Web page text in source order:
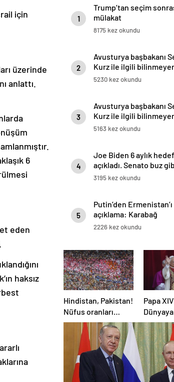
için
üzerinde
anlattı.
6
eden
haksız
1
Trump’tan seçim
mülakat
8175 kez okundu
2
Avusturya başbakanı
Kurz ile ilgili
5230 kez okundu
3
Avusturya başbakanı
Kurz ile ilgili
5163 kez okundu
4
Joe Biden 6 aylık
açıkladı. Senato buz
3195 kez okundu
5
Putin’den Ermenistan’ı
açıklama: Karabağ
Azerbaycan’ın ayrılmaz
2226 kez okundu
Hindistan, Pakistan!
Nüfus oranları
açıklandı! İşte
Dünyanın en
kalabalık ülkesi!
Dünya haritası
ülkeler!
Papa
SAVAŞA
VERİN!